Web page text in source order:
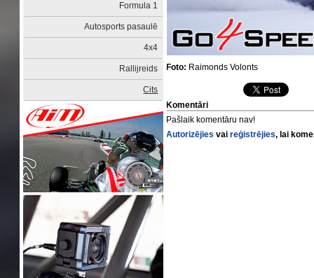
Formula 1
Autosports pasaulē
4x4
Rallijreids
Cits
Foto: Raimonds Volonts
Komentāri
Pašlaik komentāru nav!
Autorizējies vaireģistrējies, lai